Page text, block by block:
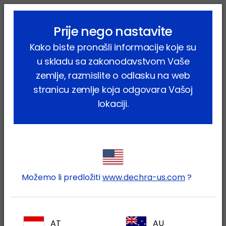
lock_outline search menu
Proizvodi
Farmaceutski proizvodi
Geomycin
lockPrijavite se na Vaš Dechra
Prije nego nastavite
Kako biste pronašli informacije koje su
u skladu sa zakonodavstvom Vaše
zemlje, razmislite o odlasku na web
stranicu zemlje koja odgovara Vašoj
lokaciji.
Možemo li predložitiwww.dechra-us.com?
AT AU